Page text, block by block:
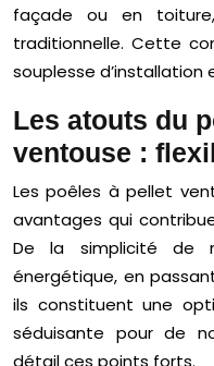
façade ou en
traditionnelle. Cette
souplesse
Les atouts du
ventouse :
Les poêles à pellet
avantages qui
De la simplicité de
énergétique, en
ils constituent une
séduisante pour de
détail ces points forts.